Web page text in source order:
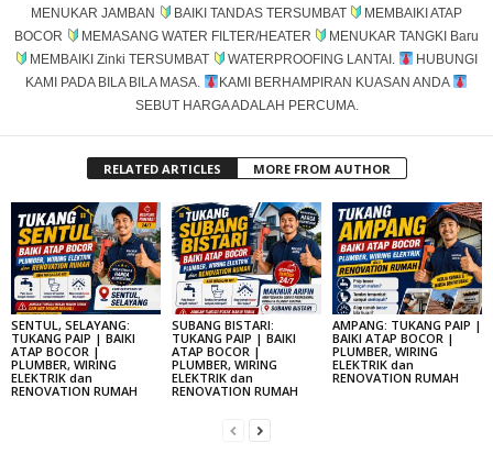
MENUKAR JAMBAN
BAIKI TANDAS TERSUMBAT
MEMBAIKI ATAP
BOCOR
MEMASANG WATER FILTER/HEATER
MENUKAR TANGKI Baru
MEMBAIKI Zinki TERSUMBAT
WATERPROOFING LANTAI.
HUBUNGI
KAMI PADA BILA BILA MASA.
KAMI BERHAMPIRAN KUASAN ANDA
SEBUT HARGA ADALAH PERCUMA.
RELATED ARTICLES MORE FROM AUTHOR
SENTUL, SELAYANG:
TUKANG PAIP | BAIKI
ATAP BOCOR |
PLUMBER, WIRING
ELEKTRIK dan
RENOVATION RUMAH
SUBANG BISTARI:
TUKANG PAIP | BAIKI
ATAP BOCOR |
PLUMBER, WIRING
ELEKTRIK dan
RENOVATION RUMAH
AMPANG: TUKANG PAIP |
BAIKI ATAP BOCOR |
PLUMBER, WIRING
ELEKTRIK dan
RENOVATION RUMAH